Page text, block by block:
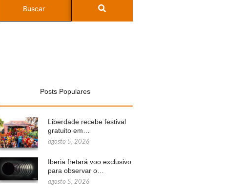
Posts Populares
Liberdade recebe festival
gratuito em…
agosto 5, 2026
Iberia fretará voo exclusivo
para observar o…
agosto 5, 2026